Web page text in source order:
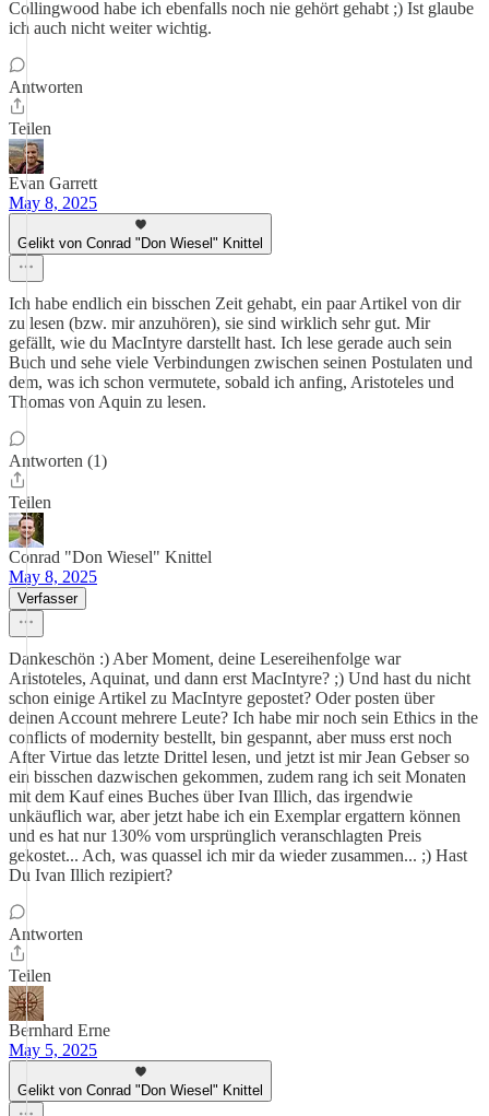
Collingwood habe ich ebenfalls noch nie gehört gehabt ;) Ist glaube
ich auch nicht weiter wichtig.
Antworten
Teilen
Evan Garrett
May 8, 2025
Gelikt von Conrad "Don Wiesel" Knittel
Ich habe endlich ein bisschen Zeit gehabt, ein paar Artikel von dir
zu lesen (bzw. mir anzuhören), sie sind wirklich sehr gut. Mir
gefällt, wie du MacIntyre darstellt hast. Ich lese gerade auch sein
Buch und sehe viele Verbindungen zwischen seinen Postulaten und
dem, was ich schon vermutete, sobald ich anfing, Aristoteles und
Thomas von Aquin zu lesen.
Antworten (1)
Teilen
Conrad "Don Wiesel" Knittel
May 8, 2025
Verfasser
Dankeschön :) Aber Moment, deine Lesereihenfolge war
Aristoteles, Aquinat, und dann erst MacIntyre? ;) Und hast du nicht
schon einige Artikel zu MacIntyre gepostet? Oder posten über
deinen Account mehrere Leute? Ich habe mir noch sein Ethics in the
conflicts of modernity bestellt, bin gespannt, aber muss erst noch
After Virtue das letzte Drittel lesen, und jetzt ist mir Jean Gebser so
ein bisschen dazwischen gekommen, zudem rang ich seit Monaten
mit dem Kauf eines Buches über Ivan Illich, das irgendwie
unkäuflich war, aber jetzt habe ich ein Exemplar ergattern können
und es hat nur 130% vom ursprünglich veranschlagten Preis
gekostet... Ach, was quassel ich mir da wieder zusammen... ;) Hast
Du Ivan Illich rezipiert?
Antworten
Teilen
Bernhard Erne
May 5, 2025
Gelikt von Conrad "Don Wiesel" Knittel